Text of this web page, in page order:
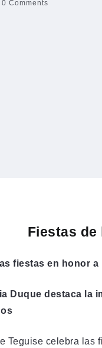
0 Comments
Fiestas de
fiestas en honor
Duque destaca la
Teguise celebra las